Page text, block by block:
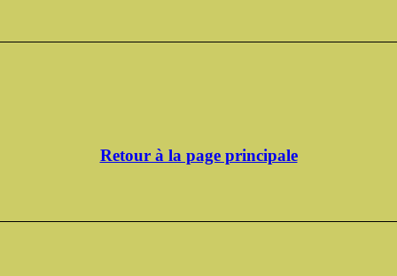
Retour à la page principale